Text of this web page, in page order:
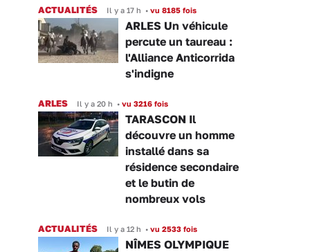
ACTUALITÉS Il y a 17 h • vu 8185 fois
ARLES Un véhicule
percute un taureau :
l'Alliance Anticorrida
s'indigne
ARLES Il y a 20 h • vu 3216 fois
TARASCON Il
découvre un homme
installé dans sa
résidence secondaire
et le butin de
nombreux vols
ACTUALITÉS Il y a 12 h • vu 2533 fois
NÎMES OLYMPIQUE